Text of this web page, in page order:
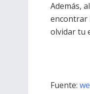
Además,
encontrar
olvidar tu
Fuente: